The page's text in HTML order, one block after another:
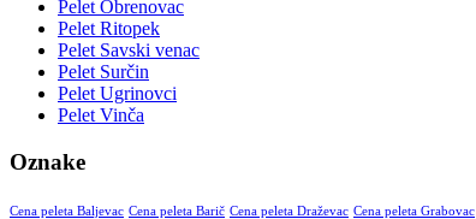
Pelet Obrenovac
Pelet Ritopek
Pelet Savski venac
Pelet Surčin
Pelet Ugrinovci
Pelet Vinča
Oznake
Cena peleta Baljevac Cena peleta Barič Cena peleta Draževac Cena peleta Grabovac